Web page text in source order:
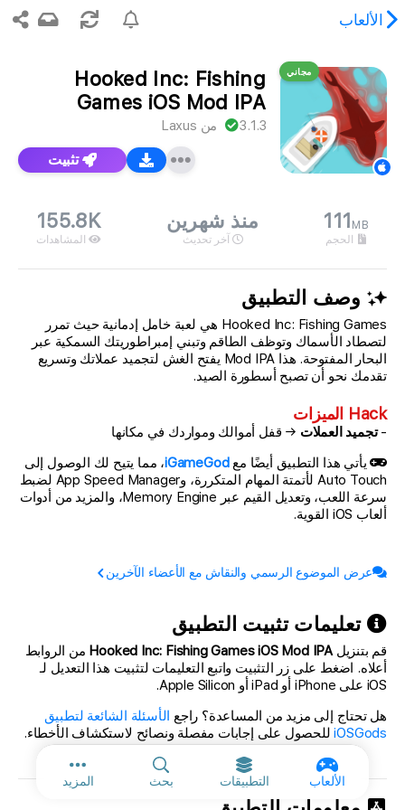
الألعاب
الألعاب التطبيقات بحث المزيدالمزيد من
المطلوب غير موجود.
مجاني
Hooked Inc: Fishing
Games iOS Mod IPA
3.1.3 من Laxus
تثبيت
111 MB
الحجم
منذ شهرين
آخر تحديث
155.8K
المشاهدات
وصف التطبيق
Hooked Inc: Fishing Games هي لعبة خامل إدمانية حيث تمرر
لتصطاد الأسماك وتوظف الطاقم وتبني إمبراطوريتك السمكية عبر
البحار المفتوحة. هذا Mod IPA يفتح الغش لتجميد عملاتك وتسريع
تقدمك نحو أن تصبح أسطورة الصيد.
Hack الميزات
-تجميد العملات → قفل أموالك ومواردك في مكانها
يأتي هذا التطبيق أيضًا معiGameGod، مما يتيح لك الوصول إلى
Auto Touch لأتمتة المهام المتكررة، وApp Speed Manager لضبط
سرعة اللعب، وتعديل القيم عبر Memory Engine، والمزيد من أدوات
ألعاب iOS القوية.
عرض الموضوع الرسمي والنقاش مع الأعضاء الآخرين
تعليمات تثبيت التطبيق
قم بتنزيلHooked Inc: Fishing Games iOS Mod IPA من الروابط
أعلاه. اضغط على زر التثبيت واتبع التعليمات لتثبيت هذا التعديل لـ
iOS على iPhone أو iPad أو Apple Silicon.
هل تحتاج إلى مزيد من المساعدة؟ راجع الأسئلة الشائعة لتطبيق
iOSGodsللحصول على إجابات مفصلة ونصائح لاستكشاف الأخطاء.